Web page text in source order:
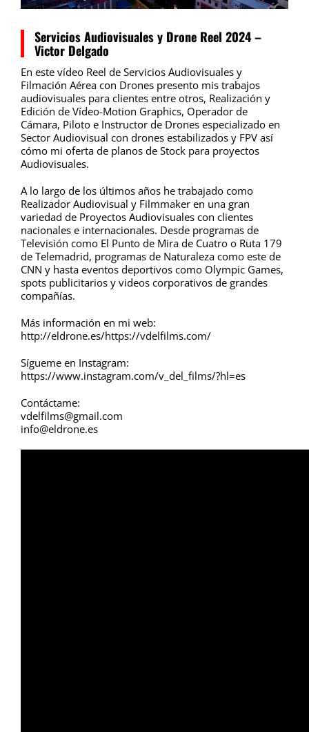
Servicios Audiovisuales y Drone Reel 2024 –
Victor Delgado
En este vídeo Reel de Servicios Audiovisuales y
Filmación Aérea con Drones presento mis trabajos
audiovisuales para clientes entre otros, Realización y
Edición de Vídeo-Motion Graphics, Operador de
Cámara, Piloto e Instructor de Drones especializado en
Sector Audiovisual con drones estabilizados y FPV así
cómo mi oferta de planos de Stock para proyectos
Audiovisuales.
A lo largo de los últimos años he trabajado como
Realizador Audiovisual y Filmmaker en una gran
variedad de Proyectos Audiovisuales con clientes
nacionales e internacionales. Desde programas de
Televisión como El Punto de Mira de Cuatro o Ruta 179
de Telemadrid, programas de Naturaleza como este de
CNN y hasta eventos deportivos como Olympic Games,
spots publicitarios y videos corporativos de grandes
compañías.
Más información en mi web:
http://eldrone.es/https://vdelfilms.com/
Sígueme en Instagram:
https://www.instagram.com/v_del_films/?hl=es
Contáctame:
vdelfilms@gmail.com
info@eldrone.es